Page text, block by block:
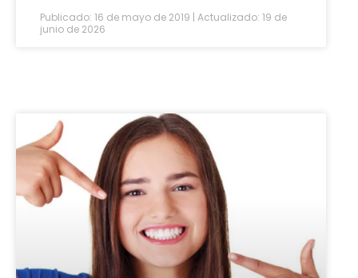
Publicado: 16 de mayo de 2019 | Actualizado: 19 de
junio de 2026